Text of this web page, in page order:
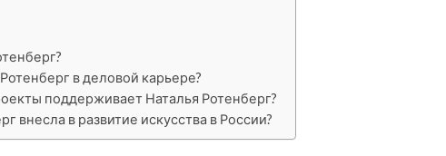
в деловой карьере?
поддерживает Наталья Ротенберг?
внесла в развитие искусства в России?